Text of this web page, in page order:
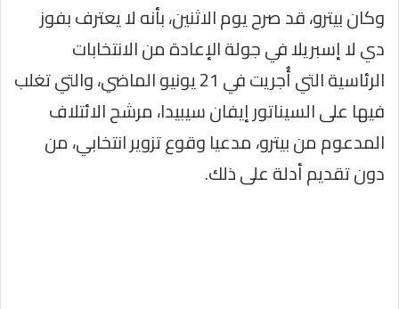
وكان بيترو، قد صرح يوم الاثنين، بأنه لا يعترف بفوز
دي لا إسبريلا في جولة الإعادة من الانتخابات
الرئاسية التي أُجريت في 21 يونيو الماضي، والتي تغلب
فيها على السيناتور إيفان سيبيدا، مرشح الائتلاف
المدعوم من بيترو، مدعيا وقوع تزوير انتخابي، من
دون تقديم أدلة على ذلك.